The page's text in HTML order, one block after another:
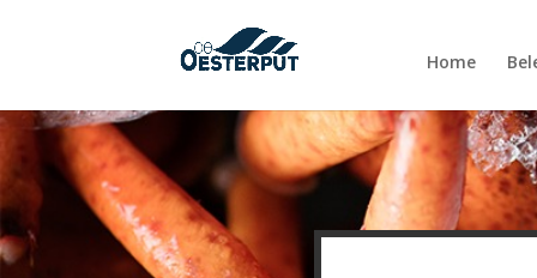
Home